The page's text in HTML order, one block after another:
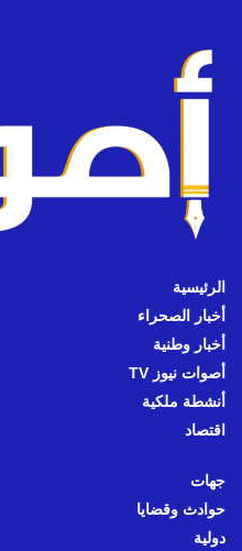
الرئيسية
أخبار الصحراء
أخبار وطنية
أصوات نيوز TV
أنشطة ملكية
اقتصاد
جهات
حوادث وقضايا
دولية